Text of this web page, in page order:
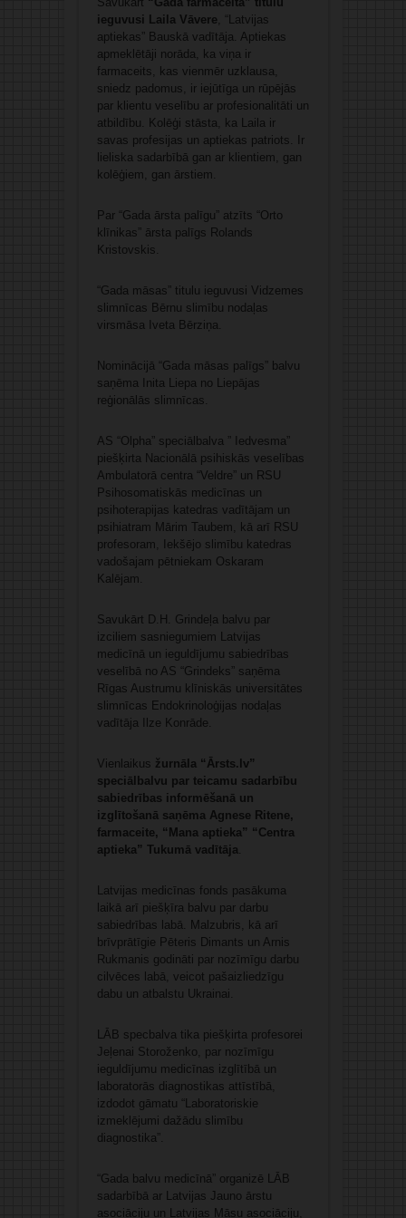
ieguvusi Laila Vāvere , “Latvijas
aptiekas” Bauskā vadītāja. Aptiekas
apmeklētāji norāda, ka viņa ir
farmaceits, kas vienmēr uzklausa,
sniedz padomus, ir iejūtīga un rūpējās
par klientu veselību ar profesionalitāti un
atbildību. Kolēģi stāsta, ka Laila ir
savas profesijas un aptiekas patriots. Ir
lieliska sadarbībā gan ar klientiem, gan
kolēģiem, gan ārstiem.
Par “Gada ārsta palīgu” atzīts “Orto
klīnikas” ārsta palīgs Rolands
Kristovskis.
“Gada māsas” titulu ieguvusi Vidzemes
slimnīcas Bērnu slimību nodaļas
virsmāsa Iveta Bērziņa.
Nominācijā “Gada māsas palīgs” balvu
saņēma Inita Liepa no Liepājas
reģionālās slimnīcas.
AS “Olpha” speciālbalva ” Iedvesma”
piešķirta Nacionālā psihiskās veselības
Ambulatorā centra “Veldre” un RSU
Psihosomatiskās medicīnas un
psihoterapijas katedras vadītājam un
psihiatram Mārim Taubem, kā arī RSU
profesoram, Iekšējo slimību katedras
vadošajam pētniekam Oskaram
Kalējam.
Savukārt D.H. Grindeļa balvu par
izciliem sasniegumiem Latvijas
medicīnā un ieguldījumu sabiedrības
veselībā no AS “Grindeks” saņēma
Rīgas Austrumu klīniskās universitātes
slimnīcas Endokrinoloģijas nodaļas
vadītāja Ilze Konrāde.
Vienlaikus žurnāla “Ārsts.lv”
speciālbalvu par teicamu sadarbību
sabiedrības informēšanā un
izglītošanā saņēma Agnese Ritene,
farmaceite, “Mana aptieka” “Centra
aptieka” Tukumā vadītāja
Latvijas medicīnas fonds pasākuma
laikā arī piešķīra balvu par darbu
sabiedrības labā. Malzubris, kā arī
brīvprātīgie Pēteris Dimants un Arnis
Rukmanis godināti par nozīmīgu darbu
cilvēces labā, veicot pašaizliedzīgu
dabu un atbalstu Ukrainai.
LĀB specbalva tika piešķirta profesorei
Jeļenai Storoženko, par nozīmīgu
ieguldījumu medicīnas izglītībā un
laboratorās diagnostikas attīstībā,
izdodot gāmatu “Laboratoriskie
izmeklējumi dažādu slimību
diagnostika”.
“Gada balvu medicīnā” organizē LĀB
sadarbībā ar Latvijas Jauno ārstu
asociāciju un Latvijas Māsu asociāciju,